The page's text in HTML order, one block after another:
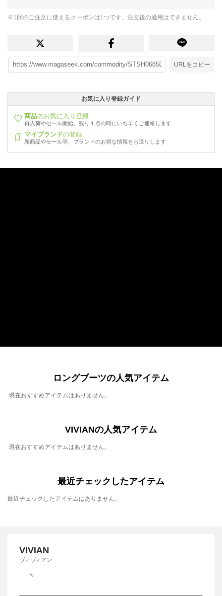
※1回のご注文に使えるクーポンは1つです。注文後の適用はできません。
URLをコピー
お気に入り登録ガイド
商品のお気に入り登録
再入荷やセール開始、残り１点の時にいち早くご連絡します
マイブランドの登録
新商品やセール等、ブランドのお得な情報をお送りします
ロングブーツの人気アイテム
現在おすすめアイテムはありません。
VIVIANの人気アイテム
現在おすすめアイテムはありません。
最近チェックしたアイテム
最近チェックしたアイテムはありません。
VIVIAN
ヴィヴィアン